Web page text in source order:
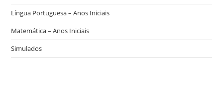
Língua Portuguesa – Anos Iniciais
Matemática – Anos Iniciais
Simulados